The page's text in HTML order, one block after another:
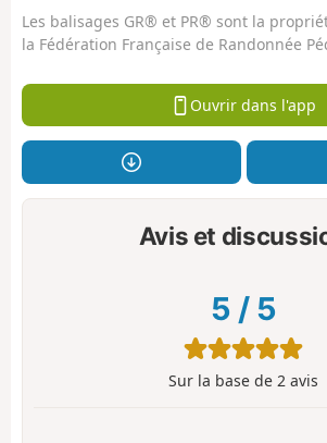
Les balisages GR® et PR® sont la
la Fédération Française de Randonnée
Ouvrir dans l'app
Avis et
5 / 5
Sur la base de 2 avis